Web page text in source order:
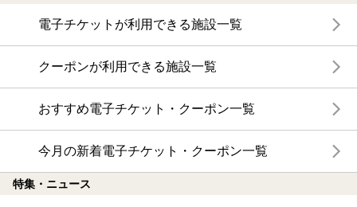
電子チケットが利用できる施設一覧
クーポンが利用できる施設一覧
おすすめ電子チケット・クーポン一覧
今月の新着電子チケット・クーポン一覧
特集・ニュース